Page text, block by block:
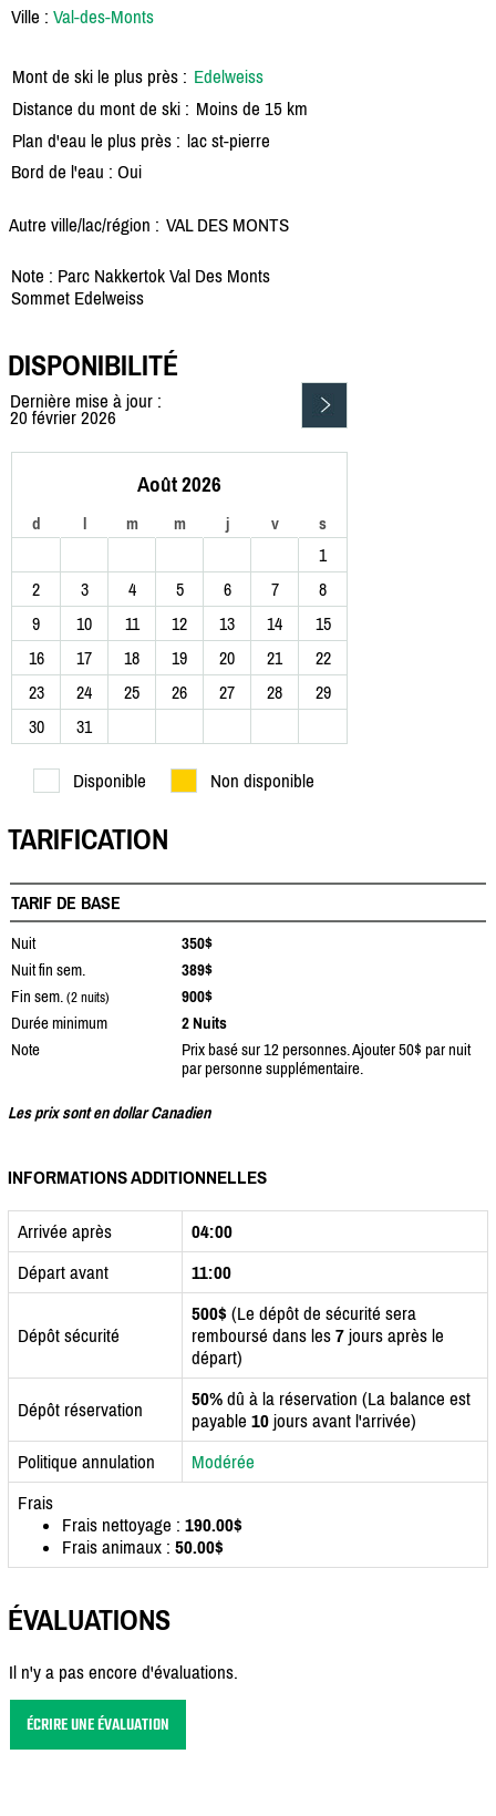
Ville : Val-des-Monts
Mont de ski le plus près : Edelweiss
Distance du mont de ski : Moins de 15 km
Plan d'eau le plus près : lac st-pierre
Bord de l'eau : Oui
Autre ville/lac/région : VAL DES MONTS
Note : Parc Nakkertok Val Des Monts
Sommet Edelweiss
DISPONIBILITÉ
Dernière mise à jour :
20 février 2026
Août 2026
d l m m j v s
1
2
3 4 5 6 7
8
9
10 11 12 13 14
15
16
17 18 19 20 21
22
23
24 25 26 27 28
29
30
31
Disponible Non disponible
TARIFICATION
TARIF DE BASE
Nuit
350$
Nuit fin sem.
389$
Fin sem. (2 nuits)
900$
Durée minimum
2 Nuits
Note
Prix basé sur 12 personnes. Ajouter 50$ par nuit
par personne supplémentaire.
Les prix sont en dollar Canadien
INFORMATIONS ADDITIONNELLES
Arrivée après
04:00
Départ avant
11:00
Dépôt sécurité
500$ (Le dépôt de sécurité sera
remboursé dans les 7 jours après le
départ)
Dépôt réservation 50% dû à la réservation (La balance est
payable 10 jours avant l'arrivée)
Politique annulation
Modérée
Frais
Frais nettoyage : 190.00$
Frais animaux : 50.00$
ÉVALUATIONS
Il n'y a pas encore d'évaluations.
ÉCRIRE UNE ÉVALUATION